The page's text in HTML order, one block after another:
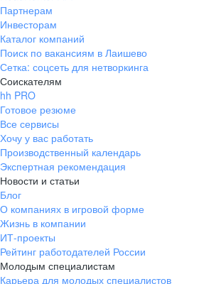
Партнерам
Инвесторам
Каталог компаний
Поиск по вакансиям в Лаишево
Сетка: соцсеть для нетворкинга
Соискателям
hh PRO
Готовое резюме
Все сервисы
Хочу у вас работать
Производственный календарь
Экспертная рекомендация
Новости и статьи
Блог
О компаниях в игровой форме
Жизнь в компании
ИТ-проекты
Рейтинг работодателей России
Молодым специалистам
Карьера для молодых специалистов